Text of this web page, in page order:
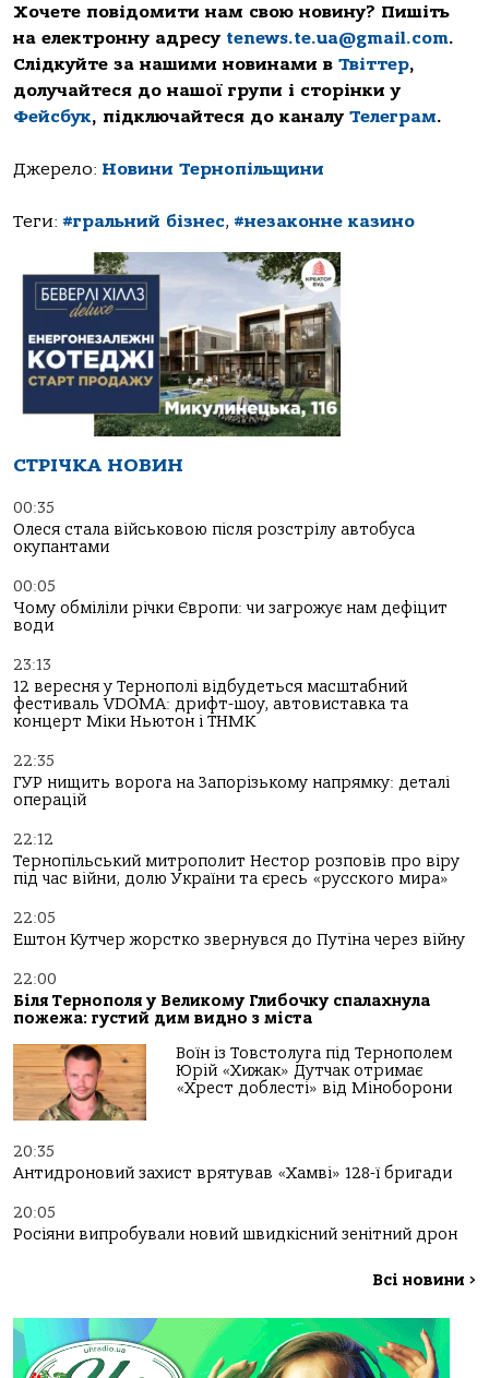
Хочете повідомити нам свою новину? Пишіть
на електронну адресу tenews.te.ua@gmail.com.
Слідкуйте за нашими новинами в Твіттер,
долучайтеся до нашої групи і сторінки у
Фейсбук, підключайтеся до каналу Телеграм.
Джерело: Новини Тернопільщини
Теги: #гральний бізнес, #незаконне казино
СТРІЧКА НОВИН
00:35
Олеся стала військовою після розстрілу автобуса
окупантами
00:05
Чому обміліли річки Європи: чи загрожує нам дефіцит
води
23:13
12 вересня у Тернополі відбудеться масштабний
фестиваль VDOMA: дрифт-шоу, автовиставка та
концерт Міки Ньютон і ТНМК
22:35
ГУР нищить ворога на Запорізькому напрямку: деталі
операцій
22:12
Тернопільський митрополит Нестор розповів про віру
під час війни, долю України та єресь «русского мира»
22:05
Ештон Кутчер жорстко звернувся до Путіна через війну
22:00
Біля Тернополя у Великому Глибочку спалахнула
пожежа: густий дим видно з міста
Воїн із Товстолуга під Тернополем
Юрій «Хижак» Дутчак отримає
«Хрест доблесті» від Міноборони
20:35
Антидроновий захист врятував «Хамві» 128-ї бригади
20:05
Росіяни випробували новий швидкісний зенітний дрон
Всі новини >